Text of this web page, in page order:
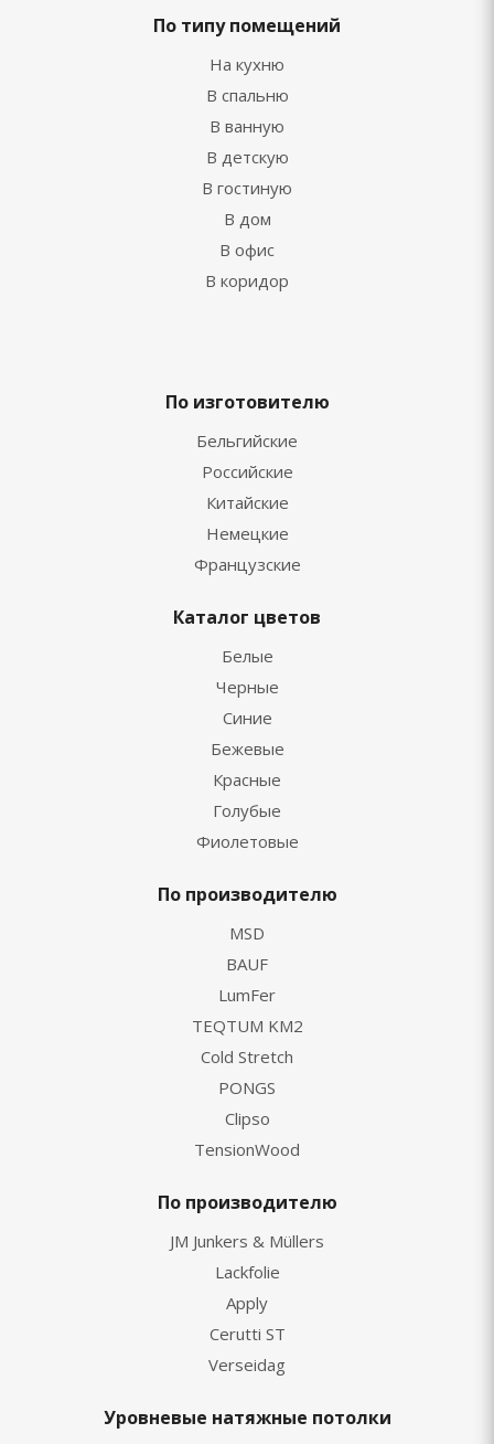
По типу помещений
На кухню
В спальню
В ванную
В детскую
В гостиную
В дом
В офис
В коридор
По изготовителю
Бельгийские
Российские
Китайские
Немецкие
Французские
Каталог цветов
Белые
Черные
Синие
Бежевые
Красные
Голубые
Фиолетовые
По производителю
MSD
BAUF
LumFer
TEQTUM KM2
Cold Stretch
PONGS
Clipso
TensionWood
По производителю
JM Junkers & Müllers
Lackfolie
Apply
Cerutti ST
Verseidag
Уровневые натяжные потолки